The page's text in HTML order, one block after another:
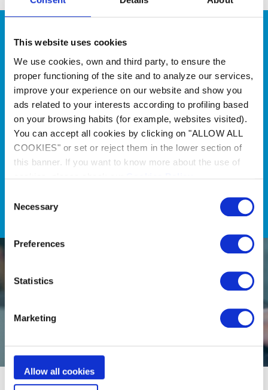
This website uses cookies
We use cookies, own and third party, to ensure the
proper functioning of the site and to analyze our services,
improve your experience on our website and show you
ads related to your interests according to profiling based
on your browsing habits (for example, websites visited).
You can accept all cookies by clicking on "ALLOW ALL
COOKIES" or set or reject them in the lower section of
this banner. If you want to know more about the use of
Selection
Necessary
Preferences
Statistics
Marketing
Allow all cookies
Testez nos outils de
sélection
Nos outils de sélection vous
aident à trouver les meilleurs
produits Zodiac® en
quelques clics